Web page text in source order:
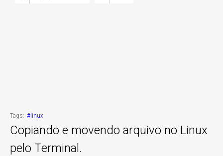
Tags: #linux
Copiando e movendo arquivo no Linux
pelo Terminal.